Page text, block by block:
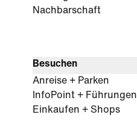
Nachbarschaft
Besuchen
Anreise + Parken
InfoPoint + Führungen
Einkaufen + Shops